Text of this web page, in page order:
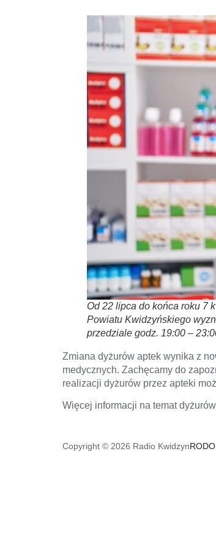
Od 22 lipca do końca roku 7
Powiatu Kwidzyńskiego
przedziale godz. 19:00 –
Zmiana dyżurów aptek wynika z
medycznych. Zachęcamy do
realizacji dyżurów przez apteki
Więcej informacji na temat
Copyright © 2026 Radio KwidzynRODO